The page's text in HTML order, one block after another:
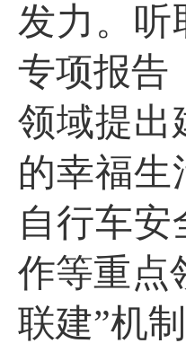
发力。 听
专项报告
领域提出
的幸福生
自行车
作等重点
联建”机